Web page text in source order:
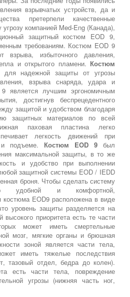
взрывчатых устройств, да и
претерпели качественные
компанией Med-Eng (Канада),
защитный костюм EOD 9,
требованиям. Костюм EOD 9
взрыва, избыточного давления,
и открытого пламени. Костюм
надежной защиты от угрозы
взрыва снаряда, удара и
является лучшим эргономичным
достигнув беспрецедентного
защитой и удобством благодаря
защитных материалов по всей
паховая пластина легко
легкость движений при
и подъеме. Костюм EOD 9 был
максимальной защиты, в то же
и удобство при выполнении
защитной системы EOD / IEDD
броня. Чтобы сделать систему
удобной и комфортной,
костюма EOD9 расположена в виде
уровень защиты разделяется на
высокого приоритета есть те части
может иметь смертельные
мозг, мягкие органы и брюшная
зоной является части тела,
иметь тяжелые последствия
тазовый отдел, бедра до колен).
есть части тела, повреждение
угрозы (нижняя часть ног,